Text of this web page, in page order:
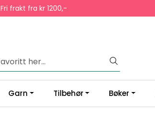
Fri frakt fra kr 1200,-
Garn Tilbehør Bøker